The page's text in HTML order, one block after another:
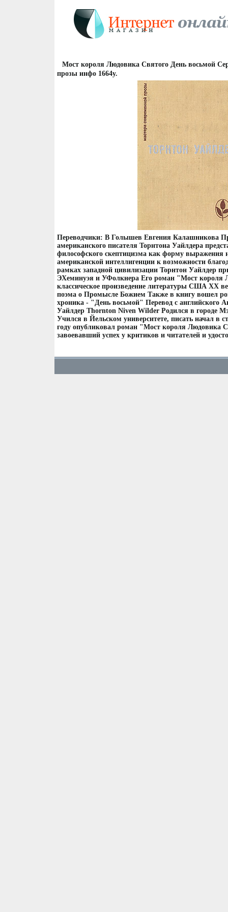
Мост короля Людовика Святого День восьмой
прозы инфо 1664y.
Переводчики: В Голышев Евгения Калашникова
американского писателя Торнтона Уайлдера
философского скептицизма как форму выражения
американской интеллигенции к возможности
рамках западной цивилизации Торнтон Уайлдер
ЭХеминуэя и УФолкнера Его роман "Мост короля
классическое произведение литературы США XX
поэма о Промысле Божием Также в книгу вошел
хроника - "День восьмой" Перевод с английского
Уайлдер Thornton Niven Wilder Родился в городе
Учился в Йельском университете, писать начал в
году опубликовал роман "Мост короля Людовика
завоевавший успех у критиков и читателей и